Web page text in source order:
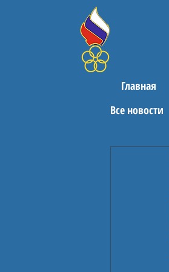
Главная
Все новости